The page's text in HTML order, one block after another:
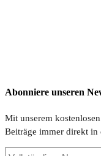
Abonniere unseren
Mit unserem
Beiträge immer direkt in